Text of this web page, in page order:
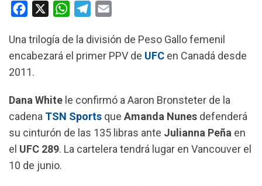
c
e
b
o
k
W
a
t
p
p
l
e
a
m
a
i
Una trilogía de la división de Peso Gallo femenil
encabezará el primer PPV de UFC en Canadá desde
2011.
Dana White le confirmó a Aaron Bronsteter de la
cadena TSN Sports que Amanda Nunes defenderá
su cinturón de las 135 libras ante Julianna Peña en
el UFC 289. La cartelera tendrá lugar en Vancouver el
10 de junio.